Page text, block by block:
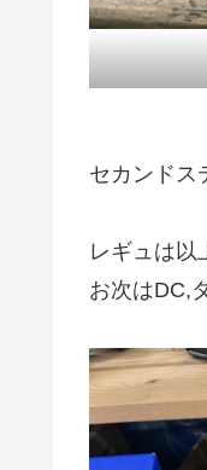
セカンドス
レギュは以
お次はDC,